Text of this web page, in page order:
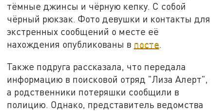
тёмные джинсы и чёрную кепку. С собой
чёрный рюкзак. Фото девушки и контакты для
экстренных сообщений о месте её
нахождения опубликованы в посте.
Также подруга рассказала, что передала
информацию в поисковой отряд "Лиза Алерт",
а родственники потеряшки сообщили в
полицию. Однако, представитель ведомства